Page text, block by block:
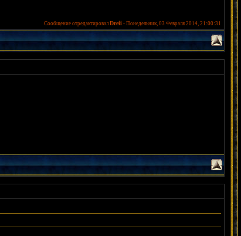
Сообщение отредактировал Dreii - Понедельник, 03 Февраля 2014, 21:00:31